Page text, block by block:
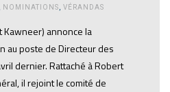
NOMINATIONS, VÉRANDAS
annonce la
au poste de Directeur des
dernier. Rattaché à Robert
il rejoint le comité de